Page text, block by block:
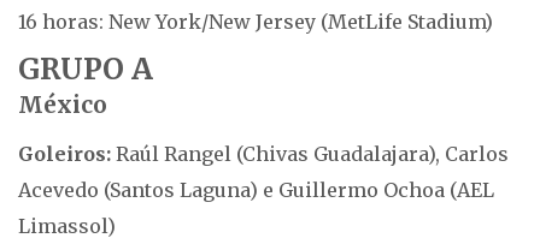
16 horas: New York/New Jersey (MetLife Stadium)
GRUPO A
México
Goleiros: Raúl Rangel (Chivas Guadalajara), Carlos
Acevedo (Santos Laguna) e Guillermo Ochoa (AEL
Limassol)